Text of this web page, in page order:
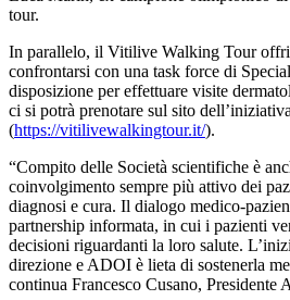
tour.
In parallelo, il Vitilive Walking Tour
confrontarsi con una task force di
disposizione per effettuare visite
ci si potrà prenotare sul sito dell’iniziativa
(https://vitilivewalkingtour.it/).
“Compito delle Società scientifiche è
coinvolgimento sempre più attivo dei
diagnosi e cura. Il dialogo medico-
partnership informata, in cui i pazienti
decisioni riguardanti la loro salute.
direzione e ADOI è lieta di sostenerla
continua Francesco Cusano, Presidente